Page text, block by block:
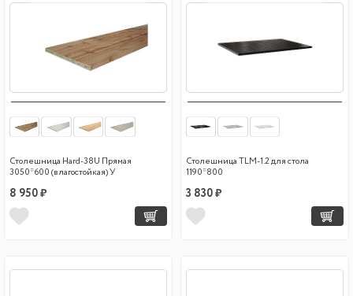
Столешница Hard-38U Прямая
3050*600 (влагостойкая) У
8 950 ₽
Столешница TLM-1.2 для стола
1190*800
3 830 ₽